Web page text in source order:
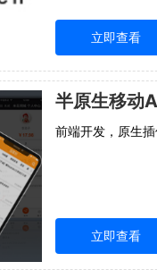
立即查看
前端开发，原生
立即查看